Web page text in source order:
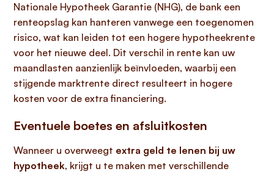
Nationale Hypotheek Garantie (NHG), de bank een
renteopslag kan hanteren vanwege een toegenomen
risico, wat kan leiden tot een hogere hypotheekrente
voor het nieuwe deel. Dit verschil in rente kan uw
maandlasten aanzienlijk beïnvloeden, waarbij een
stijgende marktrente direct resulteert in hogere
kosten voor de extra financiering.
Eventuele boetes en afsluitkosten
Wanneer u overweegt extra geld te lenen bij uw
hypotheek, krijgt u te maken met verschillende